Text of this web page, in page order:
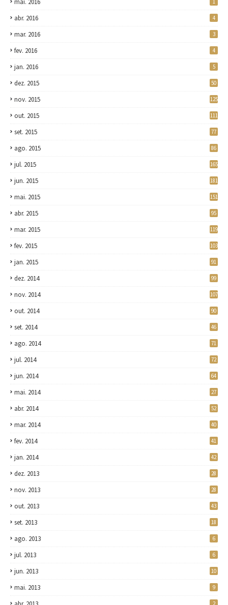
mai. 2016 1
abr. 2016 4
mar. 2016 3
fev. 2016 4
jan. 2016 5
dez. 2015 50
nov. 2015 125
out. 2015 111
set. 2015 77
ago. 2015 86
jul. 2015 165
jun. 2015 181
mai. 2015 151
abr. 2015 95
mar. 2015 119
fev. 2015 103
jan. 2015 91
dez. 2014 99
nov. 2014 107
out. 2014 90
set. 2014 46
ago. 2014 71
jul. 2014 72
jun. 2014 64
mai. 2014 27
abr. 2014 52
mar. 2014 40
fev. 2014 41
jan. 2014 42
dez. 2013 28
nov. 2013 28
out. 2013 43
set. 2013 18
ago. 2013 6
jul. 2013 6
jun. 2013 10
mai. 2013 9